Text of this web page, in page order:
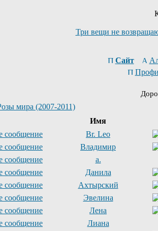
Три вещи не
Сайт
мира (2007-2011)
Имя
Br. Leo
Владимир
a.
Данила
Ахтырский
Эвелина
Лена
Лиана